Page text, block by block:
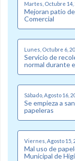
Martes, Octubre 14,
Mejoran patio
Comercial
Lunes, Octubre 6,
Servicio de
normal durante
Sábado, Agosto 16,
Se empieza a
papeleras
Viernes, Agosto 15,
Mal uso de
Municipal de